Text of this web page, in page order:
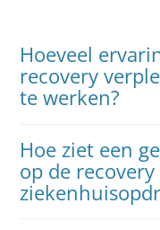
Hoeveel
recovery
te werken?
Hoe ziet een
op de